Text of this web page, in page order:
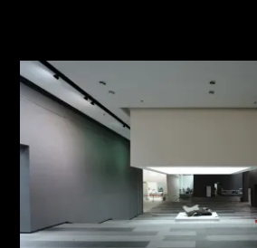
M+藏品
進一步篩選